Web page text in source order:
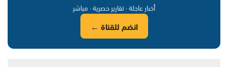
أخبار عاجلة · تقارير حصرية · مباشر
انضم للقناة ←